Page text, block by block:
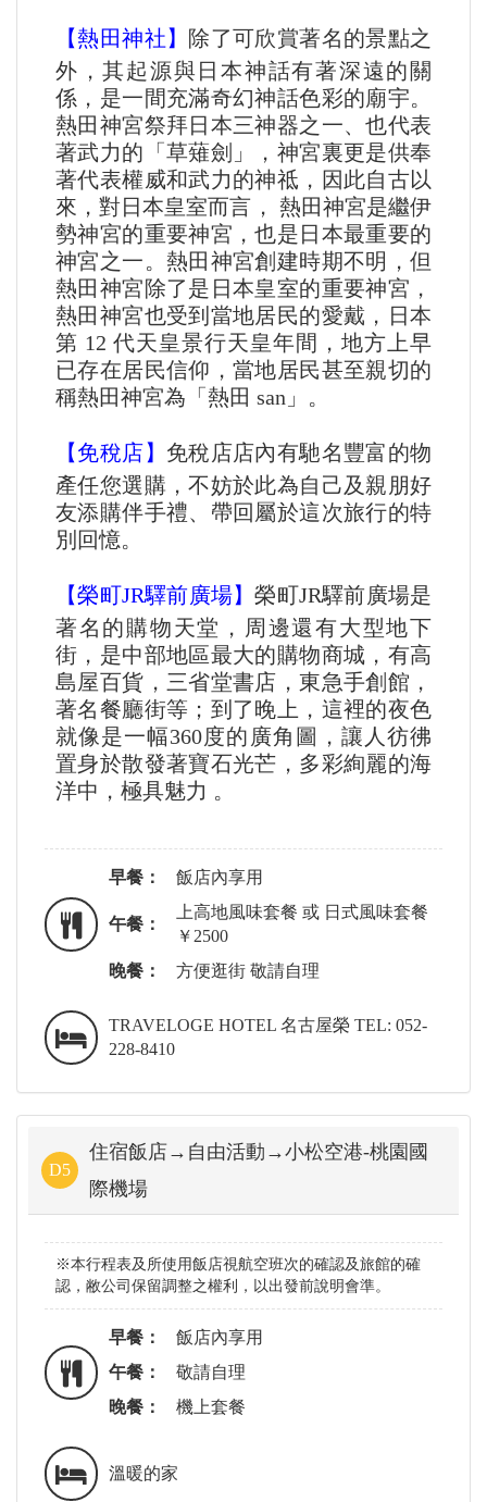
【熱田神社】 除了可欣賞著名的景點之
外，其起源與日本神話有著深遠的關
係，是一間充滿奇幻神話色彩的廟宇。
熱田神宮祭拜日本三神器之一、也代表
著武力的「草薙劍」，神宮裏更是供奉
著代表權威和武力的神祗，因此自古以
來，對日本皇室而言， 熱田神宮是繼伊
勢神宮的重要神宮，也是日本最重要的
神宮之一。熱田神宮創建時期不明，但
熱田神宮除了是日本皇室的重要神宮，
熱田神宮也受到當地居民的愛戴，日本
第 12 代天皇景行天皇年間，地方上早
已存在居民信仰，當地居民甚至親切的
稱熱田神宮為「熱田 san」。
【免稅店】 免稅店店內有馳名豐富的物
產任您選購，不妨於此為自己及親朋好
友添購伴手禮、帶回屬於這次旅行的特
別回憶。
【榮町JR驛前廣場】榮町JR驛前廣場是
著名的購物天堂，周邊還有大型地下
街，是中部地區最大的購物商城，有高
島屋百貨，三省堂書店，東急手創館，
著名餐廳街等；到了晚上，這裡的夜色
就像是一幅360度的廣角圖，讓人彷彿
置身於散發著寶石光芒，多彩絢麗的海
洋中，極具魅力 。
早餐： 飯店內享用
午餐：
上高地風味套餐 或 日式風味套餐
￥2500
晚餐：
方便逛街 敬請自理
TRAVELOGE HOTEL 名古屋榮 TEL: 052-
228-8410
D5
住宿飯店→自由活動→小松空港-桃園國
際機場
※本行程表及所使用飯店視航空班次的確認及旅館的確
認，敝公司保留調整之權利，以出發前說明會準。
早餐：
飯店內享用
午餐：
敬請自理
晚餐：
機上套餐
溫暖的家